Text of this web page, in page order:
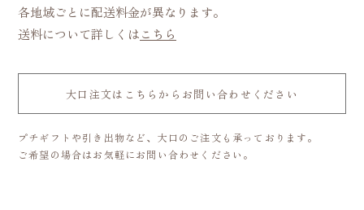
各地域ごとに配送料金が異なります。
送料について詳しくはこちら
大口注文はこちらからお問い合わせください
プチギフトや引き出物など、大口のご注文も承っております。
ご希望の場合はお気軽にお問い合わせください。